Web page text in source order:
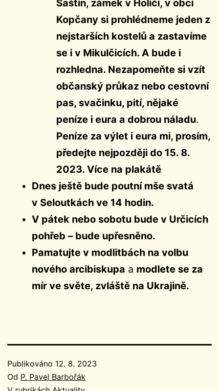
Šaštín, zámek v Holiči, v obci
Kopčany si prohlédneme jeden z
nejstarších kostelů a zastavíme
se i v Mikulčicích. A bude i
rozhledna. Nezapomeňte si vzít
občanský průkaz nebo cestovní
pas, svačinku, pití, nějaké
peníze i eura a dobrou náladu.
Peníze za výlet i eura mi, prosím,
předejte nejpozději do 15. 8.
2023. Více na plakátě
Dnes ještě bude poutní mše svatá
v Seloutkách ve 14 hodin.
V pátek nebo sobotu bude v Určicích
pohřeb – bude upřesněno.
Pamatujte v modlitbách na volbu
nového arcibiskupa a modlete se za
mír ve světe, zvláště na Ukrajině.
Publikováno 12. 8. 2023
Od P. Pavel Barbořák